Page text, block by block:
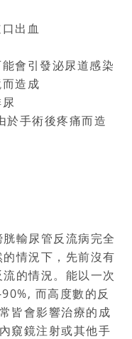
出血
會引發泌尿道感染
造成
於手術後疼痛而造
輸尿管反流病完全
情況下，先前沒有
的情況。能以一次
而高度數的反
皆會影響治療的成
窺鏡注射或其他手